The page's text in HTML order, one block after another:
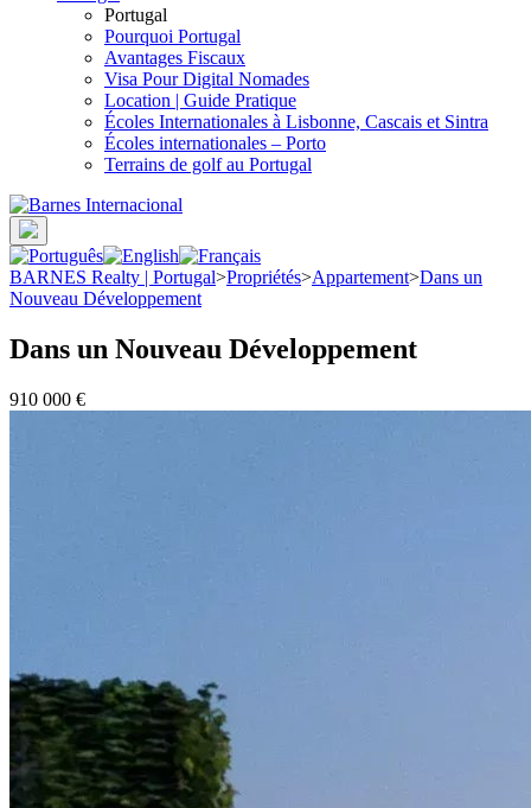
Portugal
Pourquoi Portugal
Avantages Fiscaux
Visa Pour Digital Nomades
Location | Guide Pratique
Écoles Internationales à Lisbonne, Cascais et Sintra
Écoles internationales – Porto
Terrains de golf au Portugal
BARNES Realty | Portugal>Propriétés>Appartement>Dans un
Nouveau Développement
Dans un Nouveau Développement
910 000 €